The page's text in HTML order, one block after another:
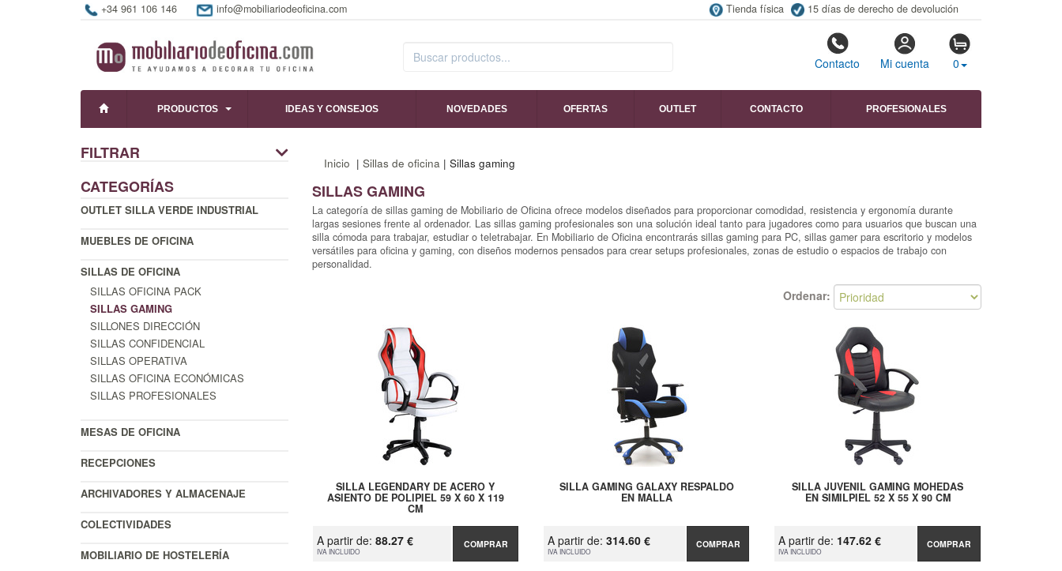
+34 961 106 146 info@mobiliariodeoficina.com Tienda física 15 días de derecho de devolución
Contacto Mi cuenta 0
PRODUCTOS IDEAS Y CONSEJOS NOVEDADES OFERTAS OUTLET CONTACTO PROFESIONALES
FILTRAR
CATEGORÍAS
OUTLET SILLA VERDE INDUSTRIAL
MUEBLES DE OFICINA
SILLAS DE OFICINA
SILLAS OFICINA PACK
SILLAS GAMING
SILLONES DIRECCIÓN
SILLAS CONFIDENCIAL
SILLAS OPERATIVA
SILLAS OFICINA ECONÓMICAS
SILLAS PROFESIONALES
MESAS DE OFICINA
RECEPCIONES
ARCHIVADORES Y ALMACENAJE
COLECTIVIDADES
MOBILIARIO DE HOSTELERÍA
Inicio | Sillas de oficina| Sillas gaming
SILLAS GAMING
La categoría de sillas gaming de Mobiliario de Oficina ofrece modelos diseñados para proporcionar comodidad, resistencia y ergonomía durante
largas sesiones frente al ordenador. Las sillas gaming profesionales son una solución ideal tanto para jugadores como para usuarios que buscan una
silla cómoda para trabajar, estudiar o teletrabajar. En Mobiliario de Oficina encontrarás sillas gaming para PC, sillas gamer para escritorio y modelos
versátiles para oficina y gaming, con diseños modernos pensados para crear setups profesionales, zonas de estudio o espacios de trabajo con
personalidad.
Ordenar:
SILLA LEGENDARY DE ACERO Y
ASIENTO DE POLIPIEL 59 X 60 X 119
CM
A partir de: 88.27 €
IVA INCLUIDO
COMPRAR
SILLA GAMING GALAXY RESPALDO
EN MALLA
A partir de: 314.60 €
IVA INCLUIDO
COMPRAR
SILLA JUVENIL GAMING MOHEDAS
EN SIMILPIEL 52 X 55 X 90 CM
A partir de: 147.62 €
IVA INCLUIDO
COMPRAR